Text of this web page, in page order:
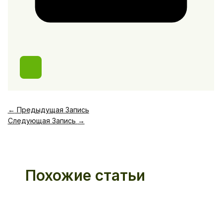
← Предыдущая Запись
Следующая Запись →
Похожие статьи